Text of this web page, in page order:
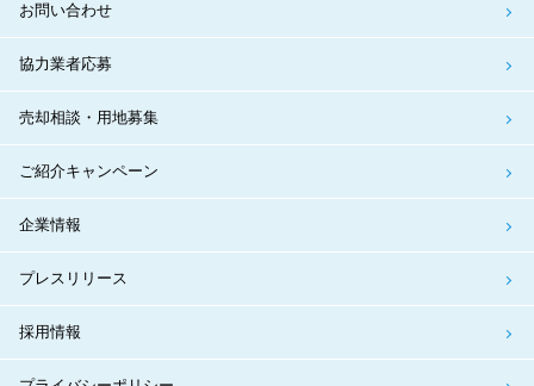
お問い合わせ
協力業者応募
売却相談・用地募集
ご紹介キャンペーン
企業情報
プレスリリース
採用情報